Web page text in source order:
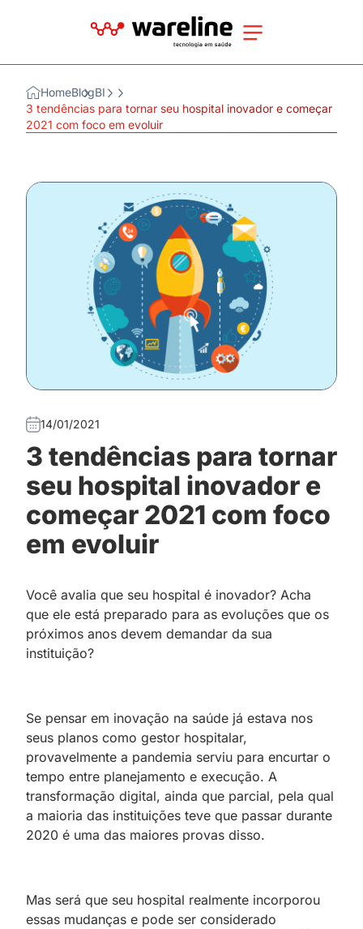
HomeBlogBI
3 tendências para tornar seu hospital inovador e começar
2021 com foco em evoluir
14/01/2021
3 tendências para tornar
seu hospital inovador e
começar 2021 com foco
em evoluir
Você avalia que seu hospital é inovador? Acha
que ele está preparado para as evoluções que os
próximos anos devem demandar da sua
instituição?
Se pensar em inovação na saúde já estava nos
seus planos como gestor hospitalar,
provavelmente a pandemia serviu para encurtar o
tempo entre planejamento e execução. A
transformação digital, ainda que parcial, pela qual
a maioria das instituições teve que passar durante
2020 é uma das maiores provas disso.
Mas será que seu hospital realmente incorporou
essas mudanças e pode ser considerado